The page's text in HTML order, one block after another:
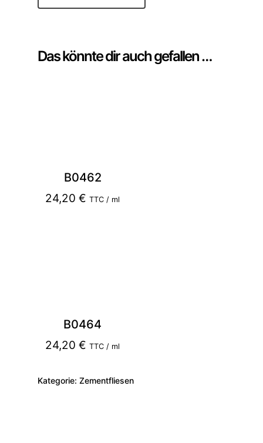
Das könnte dir auch gefallen …
B0462
24,20€ TTC / ml
B0464
24,20€ TTC / ml
Kategorie: Zementfliesen